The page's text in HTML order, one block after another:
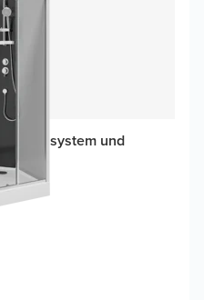
Duschsystem und